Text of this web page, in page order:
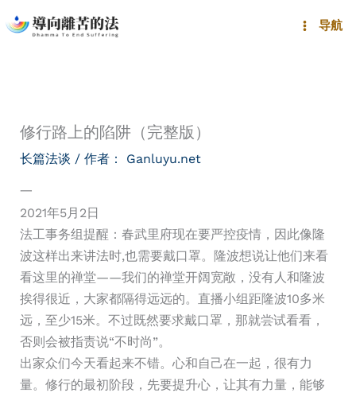
至
导航
修行路上的陷阱（完整版）
长篇法谈 / 作者： Ganluyu.net
一
2021年5月2日
法工事务组提醒：春武里府现在要严控疫情，因此像隆
波这样出来讲法时,也需要戴口罩。隆波想说让他们来看
看这里的禅堂——我们的禅堂开阔宽敞，没有人和隆波
挨得很近，大家都隔得远远的。直播小组距隆波10多米
远，至少15米。不过既然要求戴口罩，那就尝试看看，
否则会被指责说“不时尚”。
出家众们今天看起来不错。心和自己在一起，很有力
量。修行的最初阶段，先要提升心，让其有力量，能够